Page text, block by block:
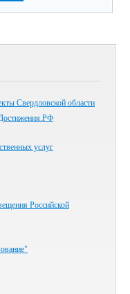
Свердловской области
услуг
Российской